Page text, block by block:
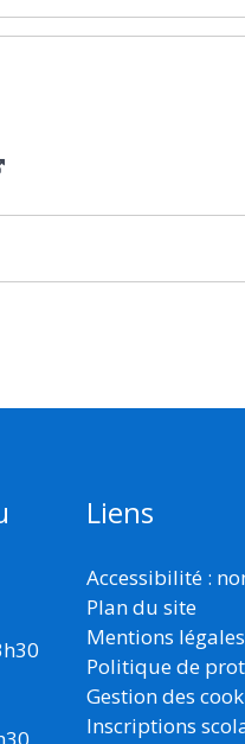
Liens
Accessibilité :
Plan du site
Mentions légales
Politique de
Gestion des
Inscriptions